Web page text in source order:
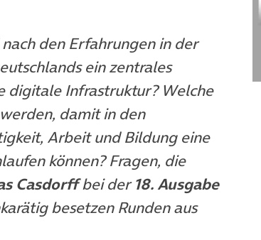
den Erfahrungen in der
ein zentrales
digitale Infrastruktur? Welche
damit in den
Arbeit und Bildung eine
können? Fragen, die
Casdorffbei der18. Ausgabe
besetzen Runden aus